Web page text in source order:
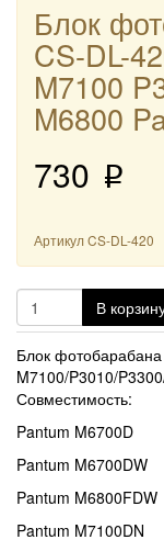
Блок
CS-DL-
M7100
M6800
730 p
АртикулCS-DL-420
В
Блок
M7100/P3010/
Совместимость:
Pantum M6700D
Pantum M6700DW
Pantum M6800FDW
Pantum M7100DN